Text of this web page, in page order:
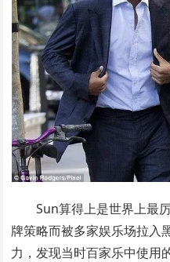
Sun算得上是世界上最
牌策略而被多家娱乐场拉入
力，发现当时百家乐中使用